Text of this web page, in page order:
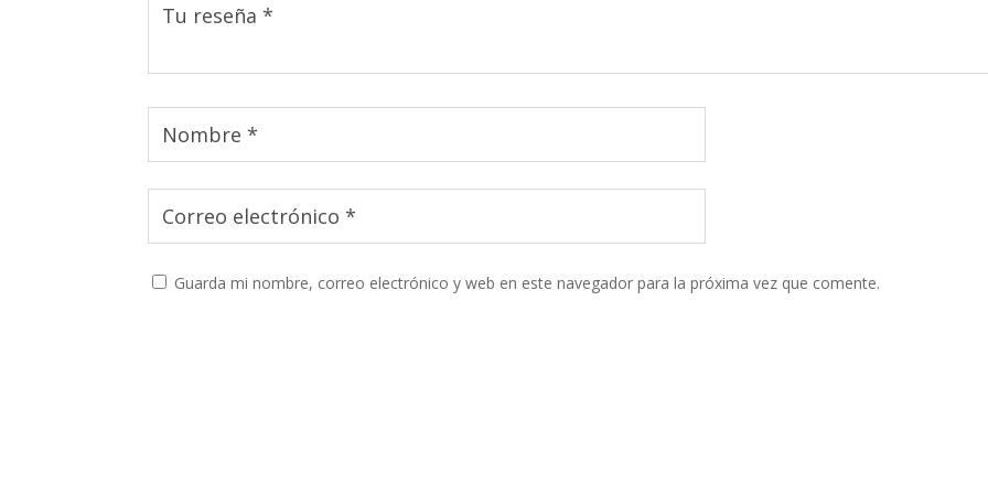
Guarda mi nombre, correo electrónico y web en este navegador para la próxima vez que comente.